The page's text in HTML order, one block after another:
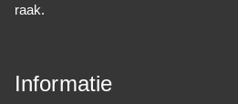
raak.
Informatie